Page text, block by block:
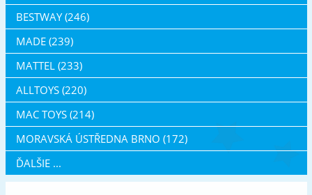
BESTWAY (246)
MADE (239)
MATTEL (233)
ALLTOYS (220)
MAC TOYS (214)
MORAVSKÁ ÚSTŘEDNA BRNO (172)
ĎALŠIE ...